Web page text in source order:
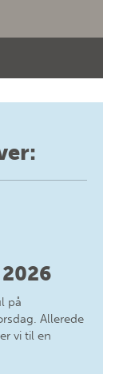
på
Allerede
vi til en